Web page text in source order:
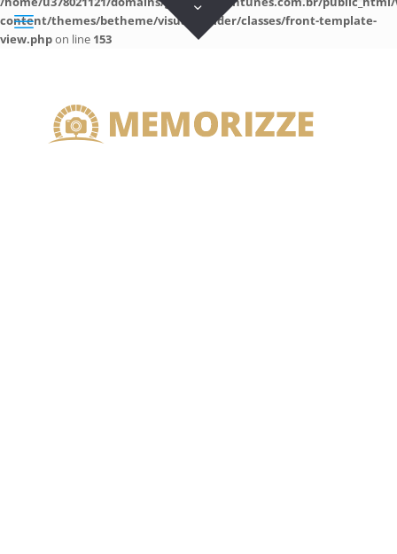
content/themes/betheme/visual-builder/classes/front-template-
view.phpon line 153